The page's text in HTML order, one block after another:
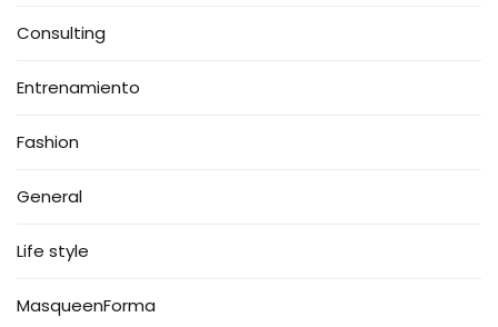
Consulting
Entrenamiento
Fashion
General
Life style
MasqueenForma